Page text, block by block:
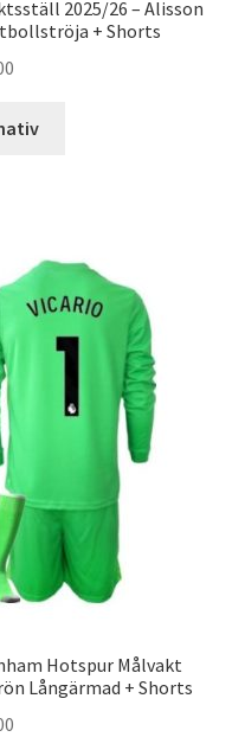
2025/26 – Alisson
+ Shorts
varianter.
De
olika
alternativen
väljas
produktsidan
Hotspur Målvakt
Långärmad + Shorts